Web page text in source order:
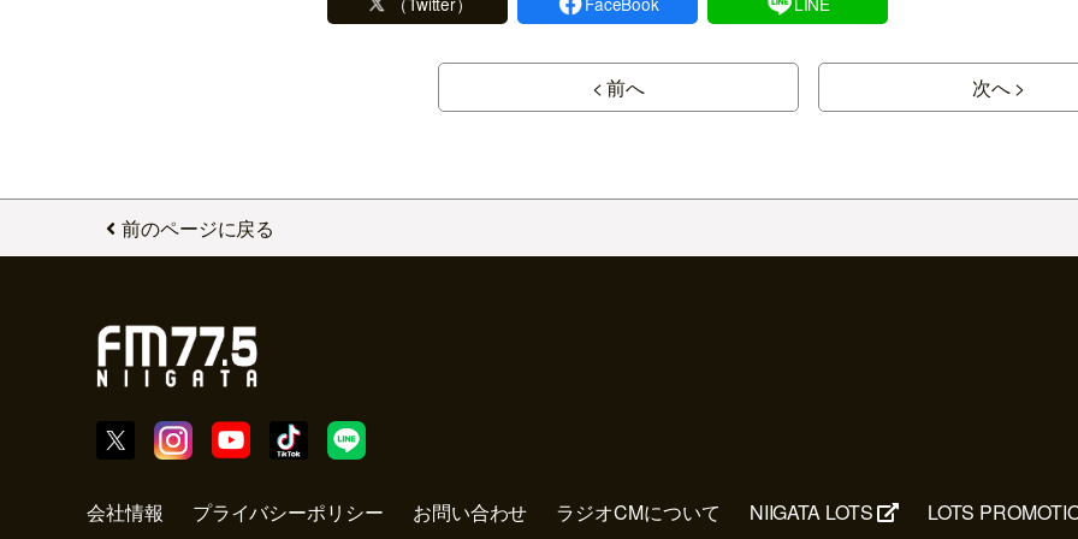
< 前へ 次へ >
前のページに戻る
会社情報 プライバシーポリシー お問い合わせ ラジオCMについて NIIGATA LOTS LOTS